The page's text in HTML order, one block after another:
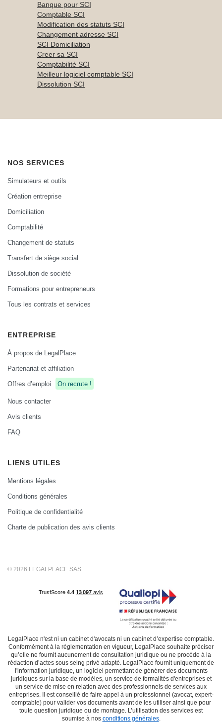
Banque pour SCI
Comptable SCI
Modification des statuts SCI
Changement adresse SCI
SCI Domiciliation
Creer sa SCI
Comptabilité SCI
Meilleur logiciel comptable SCI
Dissolution SCI
NOS SERVICES
Simulateurs et outils
Création entreprise
Domiciliation
Comptabilité
Changement de statuts
Transfert de siège social
Dissolution de société
Formations pour entrepreneurs
Tous les contrats et services
ENTREPRISE
À propos de LegalPlace
Partenariat et affiliation
Offres d’emploi
On recrute !
Nous contacter
Avis clients
FAQ
LIENS UTILES
Mentions légales
Conditions générales
Politique de confidentialité
Charte de publication des avis clients
© 2026 LEGALPLACE SAS
LegalPlace n'est ni un cabinet d'avocats ni un cabinet d’expertise comptable.
Conformément à la réglementation en vigueur, LegalPlace souhaite préciser
qu’elle ne fournit aucunement de consultation juridique ou ne procède à la
rédaction d’actes sous seing privé adapté. LegalPlace fournit uniquement de
l'information juridique, un logiciel permettant de générer des documents
juridiques sur la base de modèles, un service de formalités d'entreprises et
un service de mise en relation avec des professionnels de services aux
entreprises. Il est conseillé de faire appel à un professionnel (avocat, expert-
comptable) pour valider vos documents avant de les utiliser ainsi que pour
toute question juridique ou de montage. L’utilisation des services est
soumise à nos conditions générales.